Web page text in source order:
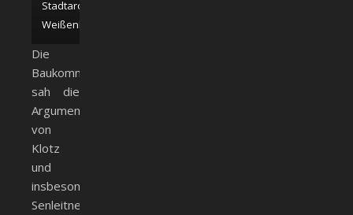
Stadtarchiv
Weißenhorn
Die
Baukommission
sah die
Argumente
von
Klotz
und
insbesondere
Senleitner